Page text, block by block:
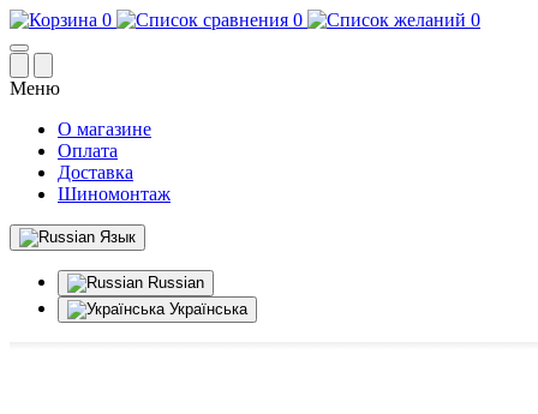
0 0 0
Меню
О магазине
Оплата
Доставка
Шиномонтаж
Язык
Russian
Українська